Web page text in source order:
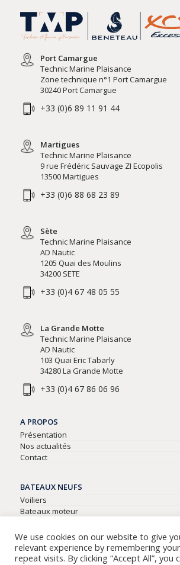
Port Camargue
Technic Marine Plaisance
Zone technique n°1 Port Camargue
30240 Port Camargue
+33 (0)6 89 11 91 44
Martigues
Technic Marine Plaisance
9 rue Frédéric Sauvage ZI Ecopolis
13500 Martigues
+33 (0)6 88 68 23 89
Sète
Technic Marine Plaisance
AD Nautic
1205 Quai des Moulins
34200 SETE
+33 (0)4 67 48 05 55
La Grande Motte
Technic Marine Plaisance
AD Nautic
103 Quai Eric Tabarly
34280 La Grande Motte
+33 (0)4 67 86 06 96
A PROPOS
Présentation
Nos actualités
Contact
BATEAUX NEUFS
Voiliers
Bateaux moteur
BATEAUX D’OCCASIONS
We use cookies on our website to give
relevant experience by remembering
repeat visits. By clicking “Accept All”, you